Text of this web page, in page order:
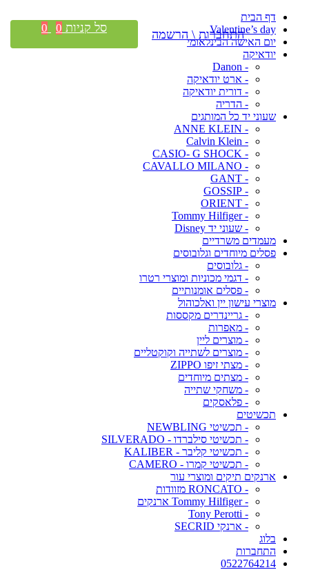
דף הבית
Valentine’s day
יום האישה הבינלאומי
יודאיקה
- Danon
- ארט יודאיקה
- דורית יודאיקה
- הדריה
שעוני יד כל המותגים
- ANNE KLEIN
- Calvin Klein
- CASIO- G SHOCK
- CAVALLO MILANO
- GANT
- GOSSIP
- ORIENT
- Tommy Hilfiger
- שעוני יד Disney
מעמדים משרדיים
פסלים מיוחדים וגלובוסים
- גלובוסים
- דגמי מכוניות ומוצרי רטרו
- פסלים אומנותיים
מוצרי עישון יין ואלכוהול
- גריינדרים מקססות
- מאפרות
- מוצרים ליין
- מוצרים לשתייה וקוקטליים
- מצתי זיפו ZIPPO
- מצתים מיוחדים
- משחקי שתייה
- פלאסקים
תכשיטים
- תכשיטי NEWBLING
- תכשיטי סילברדו - SILVERADO
- תכשיטי קליבר - KALIBER
- תכשיטי קמרו - CAMERO
ארנקים תיקים ומוצרי עור
- RONCATO מזוודות
- Tommy Hilfiger ארנקים
- Tony Perotti
- ארנקי SECRID
בלוג
התחברות
0522764214
התחברות \ הרשמה סל קניות 0
0